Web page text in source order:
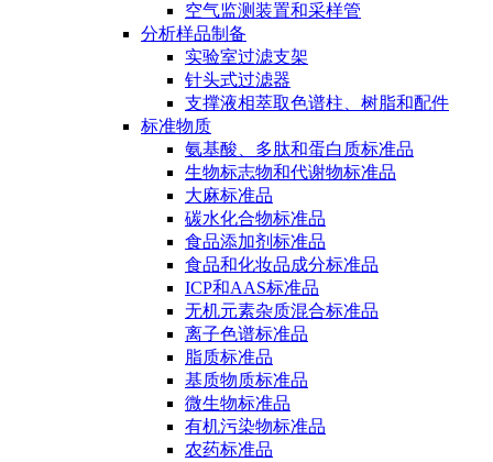
空气监测装置和采样管
分析样品制备
实验室过滤支架
针头式过滤器
支撑液相萃取色谱柱、树脂和配件
标准物质
氨基酸、多肽和蛋白质标准品
生物标志物和代谢物标准品
大麻标准品
碳水化合物标准品
食品添加剂标准品
食品和化妆品成分标准品
ICP和AAS标准品
无机元素杂质混合标准品
离子色谱标准品
脂质标准品
基质物质标准品
微生物标准品
有机污染物标准品
农药标准品